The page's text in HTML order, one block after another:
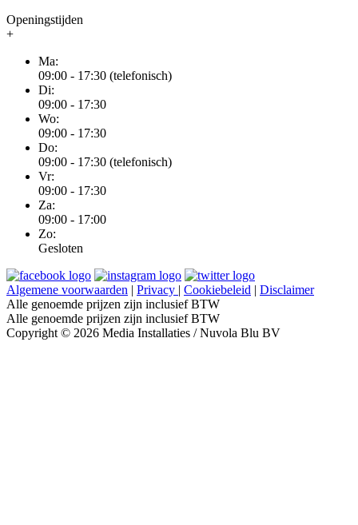
Openingstijden
+
Ma:
09:00 - 17:30 (telefonisch)
Di:
09:00 - 17:30
Wo:
09:00 - 17:30
Do:
09:00 - 17:30 (telefonisch)
Vr:
09:00 - 17:30
Za:
09:00 - 17:00
Zo:
Gesloten
Algemene voorwaarden | Privacy | Cookiebeleid | Disclaimer
Alle genoemde prijzen zijn inclusief BTW
Alle genoemde prijzen zijn inclusief BTW
Copyright © 2026 Media Installaties / Nuvola Blu BV